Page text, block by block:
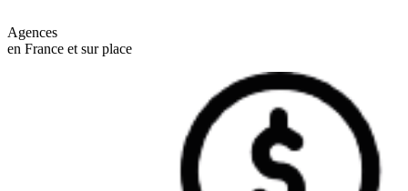
Agences
en France et sur place